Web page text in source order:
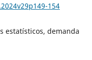
154
estatísticos, demanda